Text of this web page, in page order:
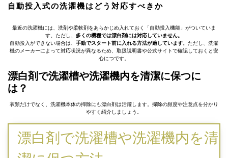
自動投入式の洗濯機はどう対応すべきか
最近の洗濯機には、洗剤や柔軟剤をあらかじめ入れておく「自動投入機能」がついていま
す。ただし、 多くの機種では漂白剤には対応していません。
自動投入ができない場合は、 手動でスタート前に入れる方法が適しています 。ただし、洗濯
機のメーカーによって対応状況が異なるため、取扱説明書や公式サイトで確認しておくと安
心につです。
漂白剤で洗濯槽や洗濯機内を清潔に保つに
は？
衣類だけでなく、洗濯機本体の掃除にも漂白剤は活躍します。掃除の頻度や注意点を分かり
やすく紹介しましょう。
漂白剤で洗濯槽や洗濯機内を清